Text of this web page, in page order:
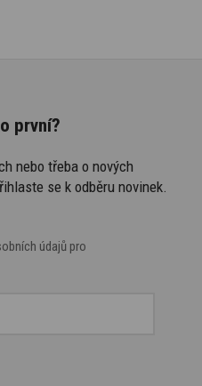
první?
nebo třeba o nových
se k odběru novinek.
údajů pro